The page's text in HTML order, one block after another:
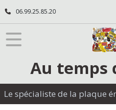
06.99.25.85.20
Au temps
Le spécialiste de la plaque